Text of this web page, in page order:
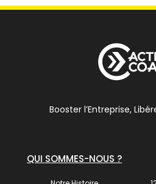
Booster l’Entreprise,
QUI SOMMES-NOUS ?